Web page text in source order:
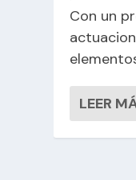
Con un
LEER